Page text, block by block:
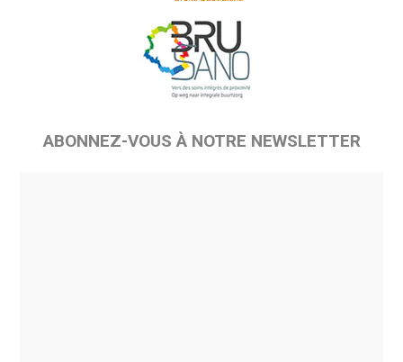
ABONNEZ-VOUS À NOTRE NEWSLETTER